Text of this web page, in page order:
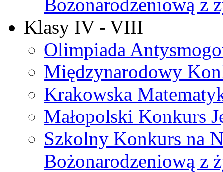
Bożonarodzeniową z
Klasy IV - VIII
Olimpiada
Międzynarodowy
Krakowska
Małopolski Konkurs
Szkolny Konkurs na
Bożonarodzeniową z